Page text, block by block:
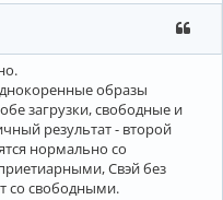
образы
загрузки, свободные и
результат - второй
нормально со
Свэй без
со свободными.